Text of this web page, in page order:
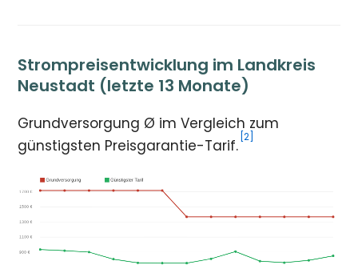
Strompreisentwicklung im Landkreis
Neustadt (letzte 13 Monate)
Grundversorgung Ø im Vergleich zum
günstigsten Preisgarantie-Tarif. [2]